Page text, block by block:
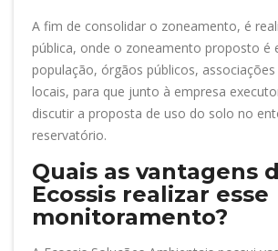
A fim de consolidar o zoneamento, é
pública, onde o zoneamento proposto é
população, órgãos públicos,
locais, para que junto à empresa
discutir a proposta de uso do solo no
reservatório.
Quais as vantagens
Ecossis realizar esse
monitoramento?